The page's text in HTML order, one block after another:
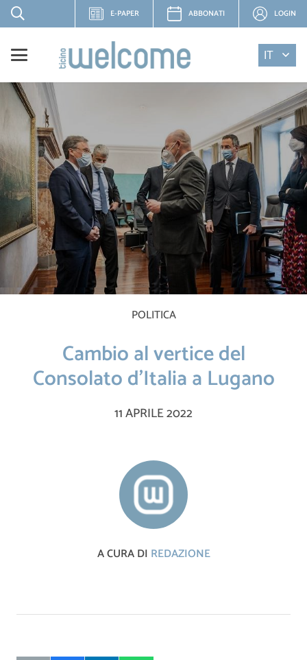
E-PAPER ABBONATI LOGIN
IT
POLITICA
Cambio al vertice del
Consolato d’Italia a Lugano
11 APRILE 2022
A CURA DI REDAZIONE